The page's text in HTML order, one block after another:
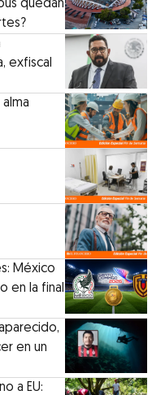
quedan
exfiscal
México
en la final
en un
a EU: